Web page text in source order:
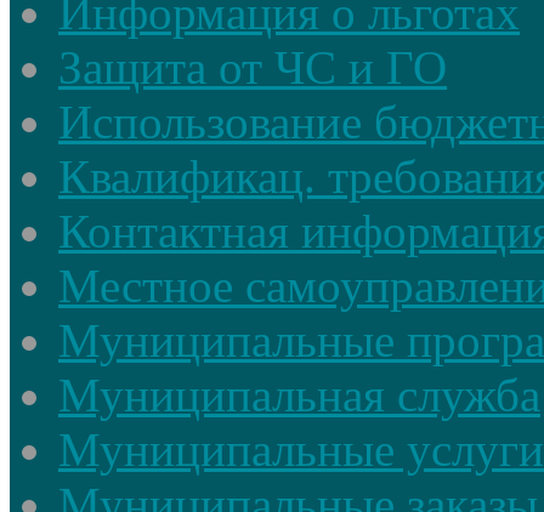
Информация о льготах
Защита от ЧС и ГО
Использование
Квалификац.
Контактная
Местное
Муниципальные
Муниципальная служба
Муниципальные услуги